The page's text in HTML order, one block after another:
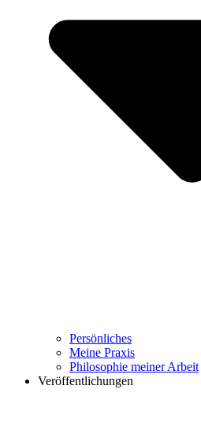
Persönliches
Meine Praxis
Philosophie meiner Arbeit
Veröffentlichungen